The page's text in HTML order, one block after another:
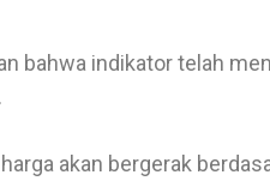
bahwa indikator telah
akan bergerak